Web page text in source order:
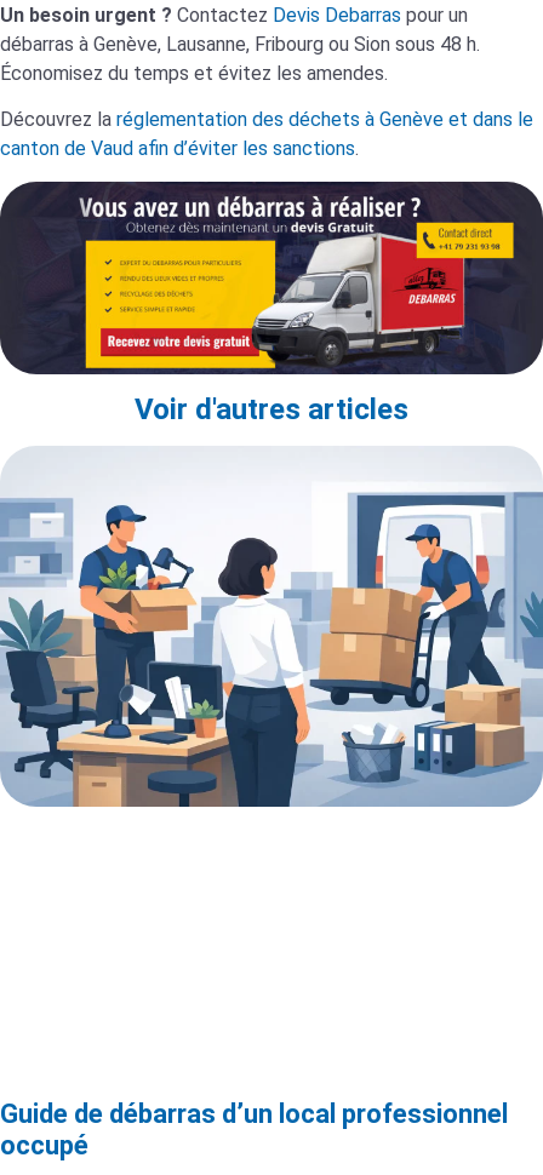
Un besoin urgent ? Contactez Devis Debarras pour un
débarras à Genève, Lausanne, Fribourg ou Sion sous 48 h.
Économisez du temps et évitez les amendes.
Découvrez la réglementation des déchets à Genève et dans le
canton de Vaud afin d’éviter les sanctions.
Voir d'autres articles
Guide de débarras d’un local professionnel
occupé